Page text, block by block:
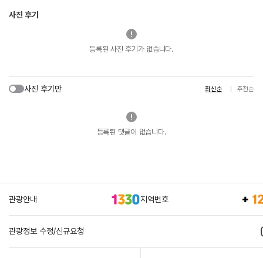
사진 후기
등록된 사진 후기가 없습니다.
사진 후기만 최신순 추천순
등록된 댓글이 없습니다.
관광안내 지역번호
관광정보 수정/신규요청